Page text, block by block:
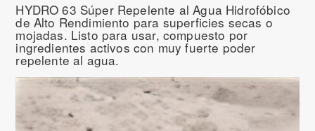
HYDRO 63 Súper Repelente al Agua Hidrofóbico
de Alto Rendimiento para superficies secas o
mojadas. Listo para usar, compuesto por
ingredientes activos con muy fuerte poder
repelente al agua.